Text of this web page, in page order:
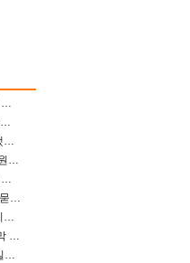
차예련, ‘김부장’ 주상욱 링거투혼+식스팩 비화 “옷 벗는데 아저씨는 안 된다고”(차장금)
‘나솔사계’ 국화, 경수와 결별 후 재출연…첫인상 3표 몰표
‘김부장’이 문제가 아냐‥11% 섭섭했던 ‘재벌X형사2’ 돈·빽 총동원해 컴백 [TV보고서]
원작이 뭐길래‥정해인 강하늘에 장원영까지 참여한 이 영화
이찬원, 황윤성 4등 축하 파티‥손님 모으려 블랙핑크 지수와 친한 척(편스토랑)[어제TV]
장윤정, 김경욱 ‘T팬티’ 발언에 정색 “묻지 않았는데, 그것도 성희롱”(장공장)
부친 가정폭력 보고 큰 방은희, 2번 이혼 후 잠수→母 고독사에 자책(특종세상)[어제TV]
차인표 동생 구강암 사망 회상 “마지막 순간 동생 손 잡아준 신애라, 두고두고 고마워” (신애라이프)
이지아, 48세 생일‥관리 어떻게 하길래 놀라운 동안 미모